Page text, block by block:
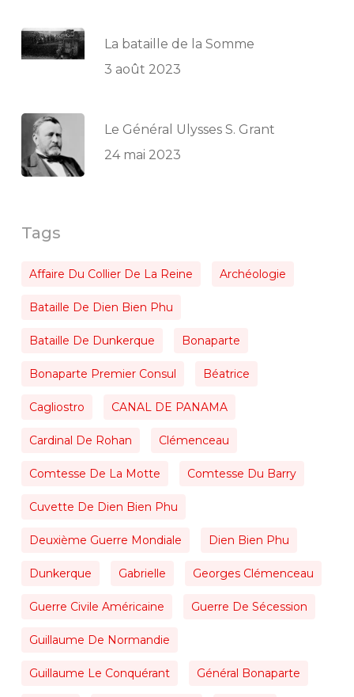
La bataille de la Somme
3 août 2023
Le Général Ulysses S. Grant
24 mai 2023
Tags
Affaire Du Collier De La Reine Archéologie
Bataille De Dien Bien Phu
Bataille De Dunkerque Bonaparte
Bonaparte Premier Consul Béatrice
Cagliostro CANAL DE PANAMA
Cardinal De Rohan Clémenceau
Comtesse De La Motte Comtesse Du Barry
Cuvette De Dien Bien Phu
Deuxième Guerre Mondiale Dien Bien Phu
Dunkerque Gabrielle Georges Clémenceau
Guerre Civile Américaine Guerre De Sécession
Guillaume De Normandie
Guillaume Le Conquérant Général Bonaparte